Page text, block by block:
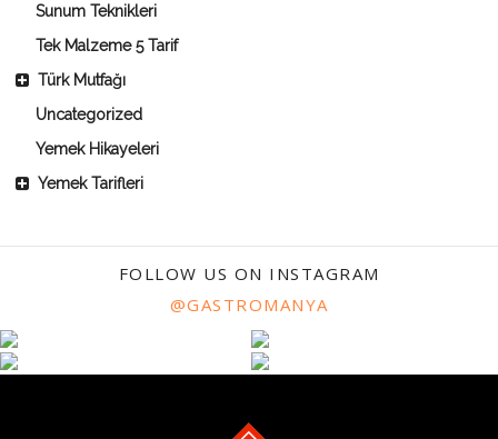
Sunum Teknikleri
Tek Malzeme 5 Tarif
Türk Mutfağı
Uncategorized
Yemek Hikayeleri
Yemek Tarifleri
FOLLOW US ON INSTAGRAM
@GASTROMANYA